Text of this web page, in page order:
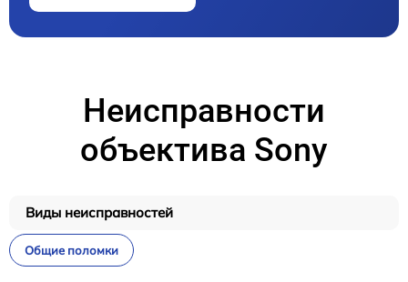
Неисправности
объектива Sony
Виды неисправностей
Общие поломки